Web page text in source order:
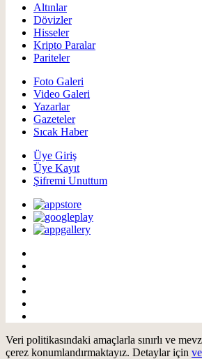
Altınlar
Dövizler
Hisseler
Kripto Paralar
Pariteler
Foto Galeri
Video Galeri
Yazarlar
Gazeteler
Sıcak Haber
Üye Giriş
Üye Kayıt
Şifremi Unuttum
Veri politikasındaki amaçlarla sınırlı ve
çerez konumlandırmaktayız. Detaylar için